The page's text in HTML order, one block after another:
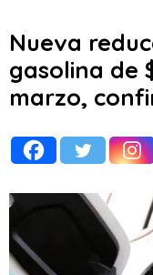
Nueva
gasolina de
marzo,